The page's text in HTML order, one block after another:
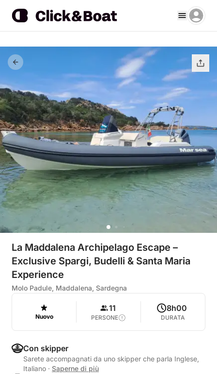
La Maddalena Archipelago Escape –
Exclusive Spargi, Budelli & Santa Maria
Experience
Molo Padule, Maddalena, Sardegna
Nuovo
11
PERSONE
8h00
DURATA
Con skipper
Sarete accompagnati da uno skipper che parla Inglese,
Italiano · Saperne di più